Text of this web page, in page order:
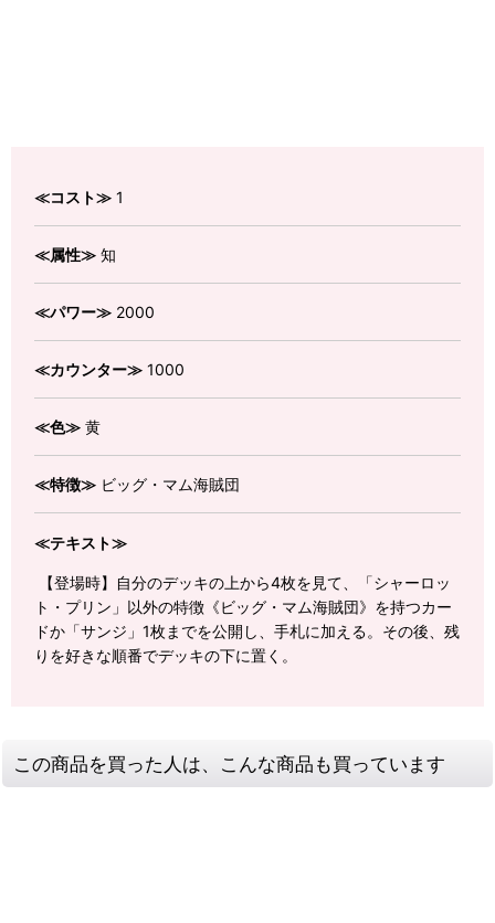
≪コスト≫ 1
≪属性≫ 知
≪パワー≫ 2000
≪カウンター≫ 1000
≪色≫ 黄
≪特徴≫ ビッグ・マム海賊団
≪テキスト≫
【登場時】自分のデッキの上から4枚を見て、「シャーロッ
ト・プリン」以外の特徴《ビッグ・マム海賊団》を持つカー
ドか「サンジ」1枚までを公開し、手札に加える。その後、残
りを好きな順番でデッキの下に置く。
この商品を買った人は、こんな商品も買っています